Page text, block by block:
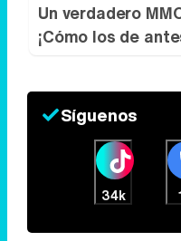
Un verdadero
¡Cómo los de
Síguenos
34k